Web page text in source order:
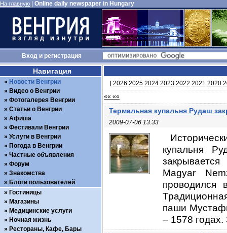
На главную Online daily newspaper in Hungary
Входи регистрация
[2026 2025 2024 2023 2022 2021 2020
«« ««
Термальная купальня Рудаш
2009-07-06 13:33
купальня
Magyar
паши
– 1578
Навигация
Новости Венгрии
Видео о Венгрии
Фотогалерея Венгрии
Статьи о Венгрии
Афиша
Фестивали Венгрии
Услуги в Венгрии
Погода в Венгрии
Частные объявления
Форум
Знакомства
Блоги пользователей
Гостиницы
Магазины
Медицинские услуги
Ночная жизнь
Рестораны, Кафе, Бары